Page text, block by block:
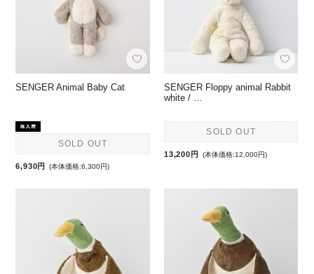
SENGER Animal Baby Cat
SOLD OUT
6,930円 (本体価格:6,300円)
SENGER Floppy animal Rabbit
white / …
SOLD OUT
13,200円 (本体価格:12,000円)